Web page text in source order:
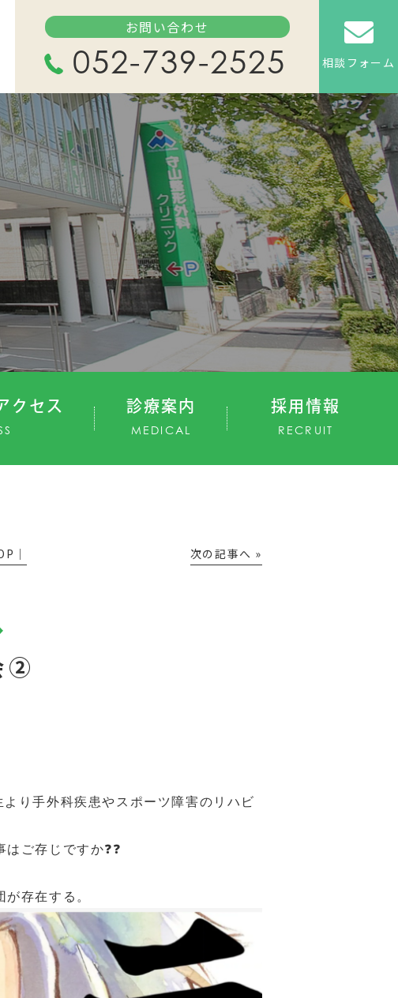
お問い合わせ
052-739-2525 相談フォーム
クセス 診療案内
MEDICAL
採用情報
RECRUIT
次の記事へ »
②
り手外科疾患やスポーツ障害のリハビ
ご存じですか❓❓
存在する。